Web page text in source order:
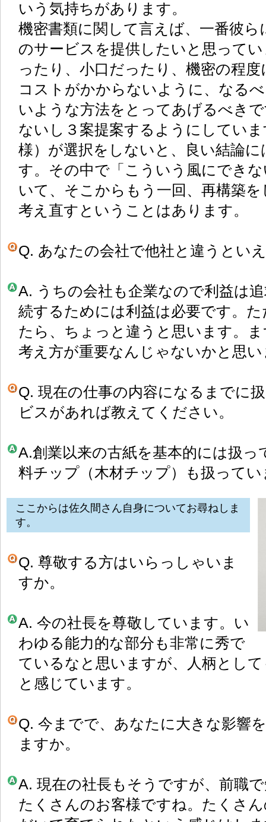
いう気持ちがあります。
機密書類に関して言えば、一番彼
のサービスを提供したいと思って
ったり、小口だったり、機密の程
コストがかからないように、なる
いような方法をとってあげるべき
ないし３案提案するようにしてい
様）が選択をしないと、良い結論
す。その中で「こういう風にでき
いて、そこからもう一回、再構築
考え直すということはあります。
Q. あなたの会社で他社と違うとい
A. うちの会社も企業なので利益は
続するためには利益は必要です。
たら、ちょっと違うと思います。
考え方が重要なんじゃないかと思
Q. 現在の仕事の内容になるまでに
ビスがあれば教えてください。
A.創業以来の古紙を基本的には扱っ
料チップ（木材チップ）も扱ってい
ここからは佐久間さん自身についてお尋ねしま
す。
Q. 尊敬する方はいらっしゃいま
すか。
A. 今の社長を尊敬しています。い
わゆる能力的な部分も非常に秀で
ているなと思いますが、人柄とし
と感じています。
Q. 今までで、あなたに大きな影響
ますか。
A. 現在の社長もそうですが、前職
たくさんのお客様ですね。たくさ